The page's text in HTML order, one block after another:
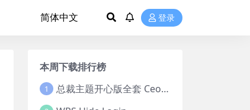
登录
本周下载排行榜
1 总裁主题开心版全套 CeoDocs CeoEdu-Pro CeoMax-Pro CeoNova-Pro